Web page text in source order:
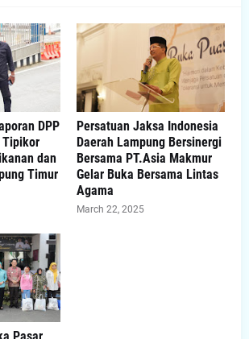
DPP
Tipikor
dan
Timur
Persatuan Jaksa Indonesia
Daerah Lampung Bersinergi
Bersama PT.Asia Makmur
Gelar Buka Bersama Lintas
Agama
March 22, 2025